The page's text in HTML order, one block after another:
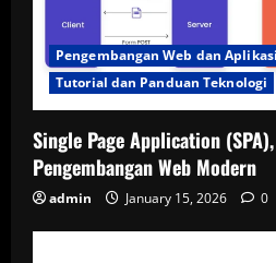
Pengembangan Web dan Aplikasi
Tutorial dan Panduan Teknologi
Single Page Application
Pengembangan Web Modern
admin January 15, 2026 0